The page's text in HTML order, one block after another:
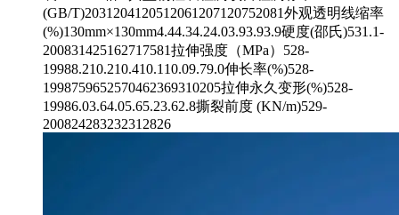
(GB/T)2031204120512061207120752081外观透明线缩率
(%)130mm×130mm4.44.34.24.03.93.93.9硬度(邵氏)531.1-
200831425162717581拉伸强度（MPa）528-
19988.210.210.410.110.09.79.0伸长率(%)528-
1998759652570462369310205拉伸永久变形(%)528-
19986.03.64.05.65.23.62.8撕裂前度 (KN/m)529-
200824283232312826